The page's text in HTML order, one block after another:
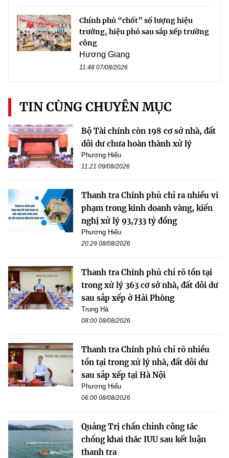
Chính phủ “chốt” số lượng hiệu
trưởng, hiệu phó sau sắp xếp trường
công
Hương Giang
11:48 07/08/2026
TIN CÙNG CHUYÊN MỤC
Bộ Tài chính còn 198 cơ sở nhà, đất
dôi dư chưa hoàn thành xử lý
Phương Hiếu
11:21 09/08/2026
Thanh tra Chính phủ chỉ ra nhiều vi
phạm trong kinh doanh vàng, kiến
nghị xử lý 93,733 tỷ đồng
Phương Hiếu
20:29 08/08/2026
Thanh tra Chính phủ chỉ rõ tồn tại
trong xử lý 363 cơ sở nhà, đất dôi dư
sau sắp xếp ở Hải Phòng
Trung Hà
08:00 08/08/2026
Thanh tra Chính phủ chỉ rõ nhiều
tồn tại trong xử lý nhà, đất dôi dư
sau sắp xếp tại Hà Nội
Phương Hiếu
06:00 08/08/2026
Quảng Trị chấn chỉnh công tác
chống khai thác IUU sau kết luận
thanh tra